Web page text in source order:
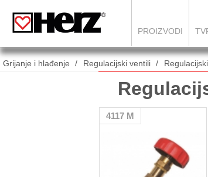
PROIZVODI
Grijanje i hlađenje Regulacijski ventili
4117 M